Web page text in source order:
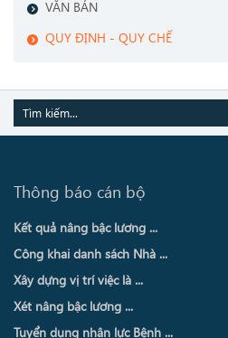
VĂN BẢN
QUY ĐỊNH - QUY CHẾ
Thông báo cán bộ
Kết quả nâng bậc lương ...
Công khai danh sách Nhà ...
Xây dựng vị trí việc là ...
Xét nâng bậc lương ...
Tuyển dụng nhân lực Bệnh ...